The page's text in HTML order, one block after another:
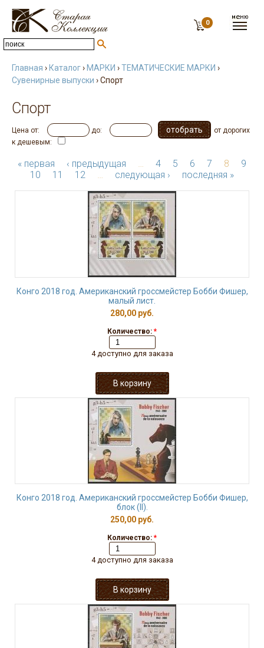
0
Главная › Каталог› МАРКИ ›ТЕМАТИЧЕСКИЕ МАРКИ ›
Сувенирные выпуски › Спорт
Спорт
Цена от: до:
от дорогих
к дешевым:
« первая ‹ предыдущая … 4 5 6 7 8
9
10
11 12 … следующая › последняя »
Конго 2018 год. Американский гроссмейстер Бобби Фишер,
малый лист.
280,00 руб.
Количество: *
4 доступно для заказа
Конго 2018 год. Американский гроссмейстер Бобби Фишер,
блок (II).
250,00 руб.
Количество: *
4 доступно для заказа